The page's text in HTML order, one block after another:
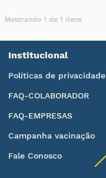
Mostrando 1 de 1 itens
Institucional
Políticas de privacidade
FAQ-COLABORADOR
FAQ-EMPRESAS
Campanha vacinação
Fale Conosco